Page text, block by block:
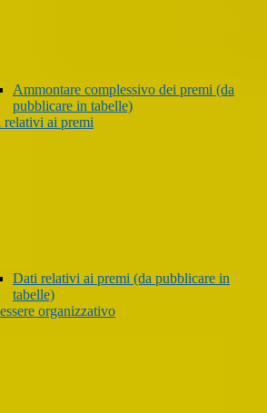
Ammontare complessivo dei premi (da
pubblicare in tabelle)
relativi ai premi
Dati relativi ai premi (da pubblicare in
tabelle)
organizzativo